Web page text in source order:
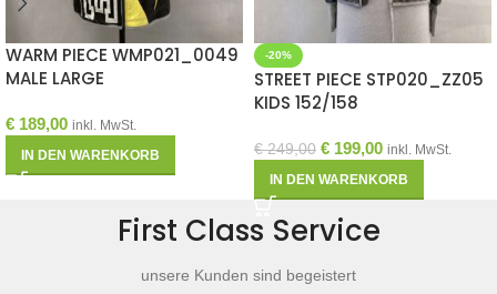
WARM PIECE WMP021_0049
MALE LARGE
€ 189,00 inkl. MwSt.
IN DEN WARENKORB
-20%
STREET PIECE STP020_ZZ05
KIDS 152/158
€249,00 € 199,00 inkl. MwSt.
IN DEN WARENKORB
First Class Service
unsere Kunden sind begeistert